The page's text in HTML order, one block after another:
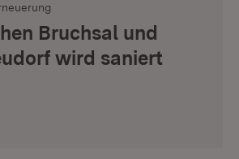
Bruchsal und
wird saniert